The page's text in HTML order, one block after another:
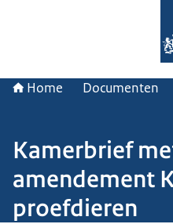
Home Documenten
Kamerbrief
amendement
proefdieren